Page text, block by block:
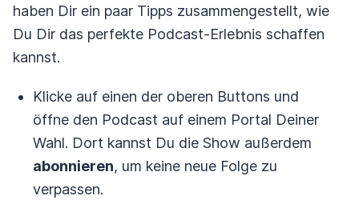
haben Dir ein paar Tipps zusammengestellt, wie
Du Dir das perfekte Podcast-Erlebnis schaffen
kannst.
Klicke auf einen der oberen Buttons und
öffne den Podcast auf einem Portal Deiner
Wahl. Dort kannst Du die Show außerdem
abonnieren, um keine neue Folge zu
verpassen.